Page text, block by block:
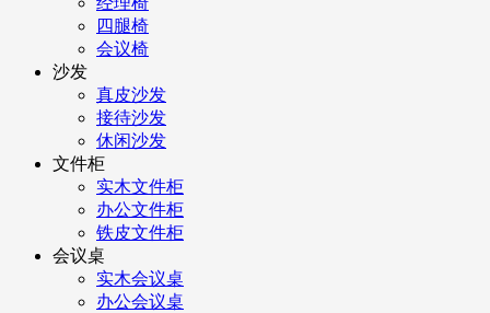
四腿椅
会议椅
沙发
真皮沙发
接待沙发
休闲沙发
文件柜
实木文件柜
办公文件柜
铁皮文件柜
会议桌
实木会议桌
办公会议桌